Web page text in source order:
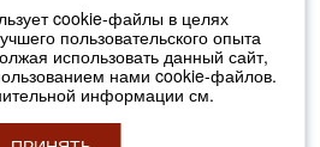
cookie-файлы в целях
пользовательского опыта
использовать данный сайт,
нами cookie-файлов.
информации см.
публичной офертой (ст.435 ГК
уточнять в офисах продаж....